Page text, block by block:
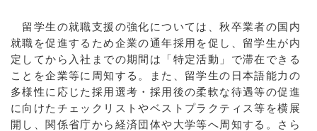
留学生の就職支援の強化については、秋卒業者の国内
就職を促進するため企業の通年採用を促し、留学生が内
定してから入社までの期間は「特定活動」で滞在できる
ことを企業等に周知する。また、留学生の日本語能力の
多様性に応じた採用選考・採用後の柔軟な待遇等の促進
に向けたチェックリストやベストプラクティス等を横展
開し、関係省庁から経済団体や大学等へ周知する。さら